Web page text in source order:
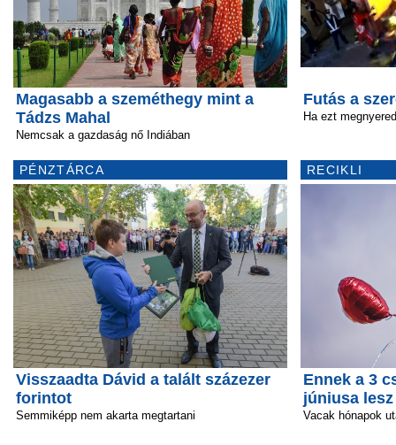
Magasabb a szeméthegy mint a
Tádzs Mahal
Nemcsak a gazdaság nő Indiában
PÉNZTÁRCA
Visszaadta Dávid a talált százezer
forintot
Semmiképp nem akarta megtartani
Futás a
Ha ezt
RECIKLI
Ennek a 3
júniusa lesz
Vacak hónapok